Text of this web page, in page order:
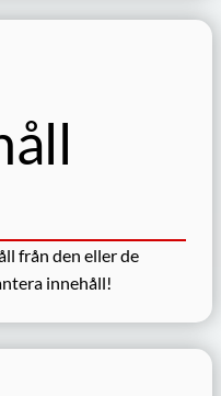
från den eller de
innehåll!